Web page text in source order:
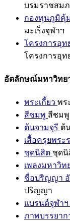
บรมราชสม
กองทุนภูมิคุ้
มะเร็งจุฬาฯ
โครงการอุท
โครงการอุท
อัตลักษณ์มหาวิทย
พระเกี้ยว พร
สีชมพู สีชมพู
ต้นจามจุรี ต้
เสื้อครุยพระ
ชุดนิสิต ชุดนิ
เพลงมหาวิท
ชื่อปริญญา
ปริญญา
แบรนด์จุฬาฯ
ภาพบรรยาก